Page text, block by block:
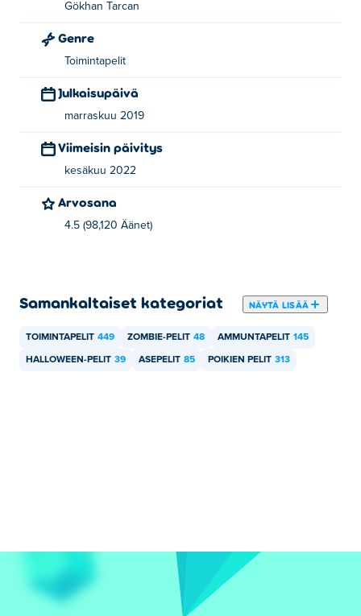
Gökhan Tarcan
Genre
Toimintapelit
Julkaisupäivä
marraskuu 2019
Viimeisin päivitys
kesäkuu 2022
Arvosana
4.5 (98,120 Äänet)
Samankaltaiset kategoriat NÄYTÄ LISÄÄ
TOIMINTAPELIT 449 ZOMBIE-PELIT 48 AMMUNTAPELIT 145
HALLOWEEN-PELIT 39 ASEPELIT 85 POIKIEN PELIT 313